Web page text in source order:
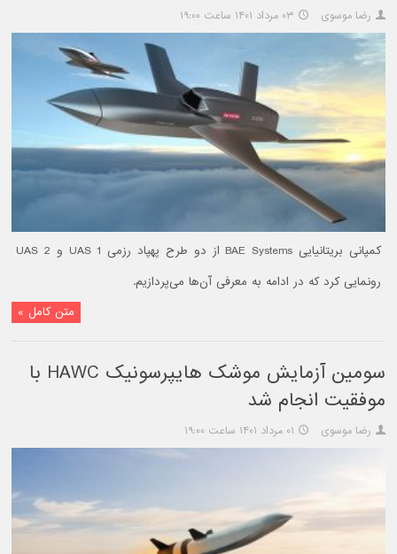
رضا موسوی ۰۳ مرداد ۱۴۰۱ ساعت ۱۹:۰۰
کمپانی بریتانیایی BAE Systems از دو طرح پهپاد رزمی UAS 1 و UAS 2
رونمایی کرد که در ادامه به معرفی آن‌ها می‌پردازیم.
متن کامل »
سومین آزمایش موشک هایپرسونیک HAWC با
موفقیت انجام شد
رضا موسوی ۰۱ مرداد ۱۴۰۱ ساعت ۱۹:۰۰